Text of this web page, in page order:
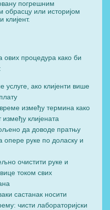
погрешним
или историјом
клијент.
процедура како би
услуге, ако клијенти више
између термина како
клијената
да доводе пратњу
опере руке по доласку и
очистити руке и
током свих
састанак носити
чисти лабораторијски